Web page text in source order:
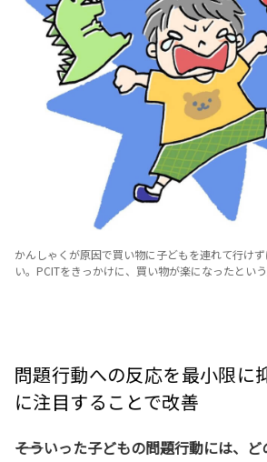
かんしゃくが原因で買い物に子どもを連れて行け
い。PCITをきっかけに、買い物が楽になったとい
問題行動への反応を最小限に
に注目することで改善
――そういった子どもの問題行動には、